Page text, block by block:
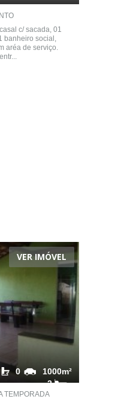
c/ sacada, 01
banheiro social,
aréa de serviço.
VER IMÓVEL
1000m²
0
2
TEMPORADA